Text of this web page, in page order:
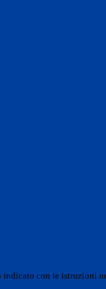
con le istruzioni